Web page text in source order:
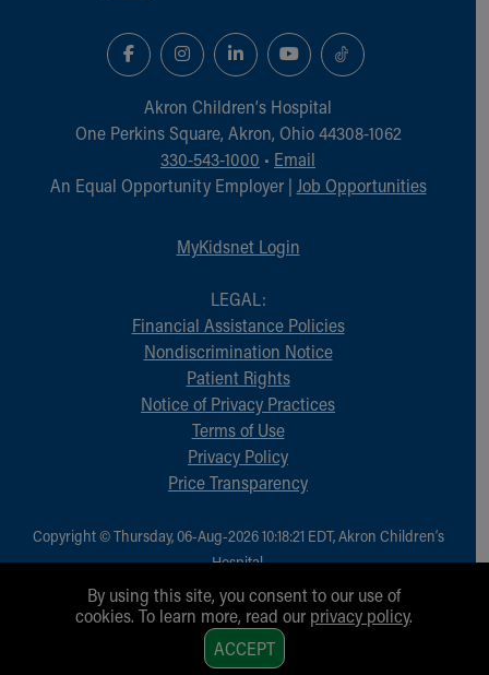
Akron Children‘s Hospital
One Perkins Square, Akron, Ohio 44308-1062
330-543-1000 • Email
An Equal Opportunity Employer | Job Opportunities
MyKidsnet Login
LEGAL:
Financial Assistance Policies
Nondiscrimination Notice
Patient Rights
Notice of Privacy Practices
Terms of Use
Privacy Policy
Price Transparency
Copyright © Thursday, 06-Aug-2026 10:18:21 EDT, Akron Children‘s
Hospital.
All Rights Reserved.
By using this site, you consent to our use of
cookies. To learn more, read our privacy policy.
ACCEPT